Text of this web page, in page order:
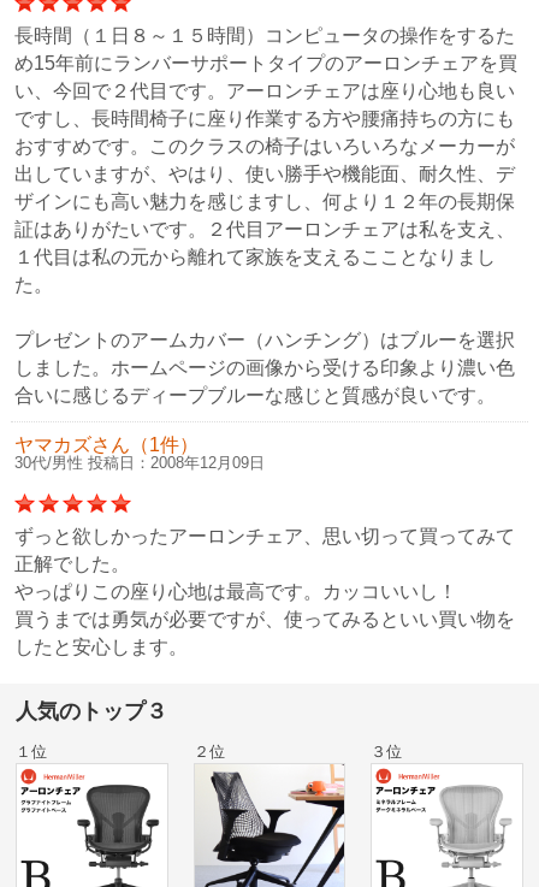
長時間（１日８～１５時間）コンピュータの操作をするた
め15年前にランバーサポートタイプのアーロンチェアを買
い、今回で２代目です。アーロンチェアは座り心地も良い
ですし、長時間椅子に座り作業する方や腰痛持ちの方にも
おすすめです。このクラスの椅子はいろいろなメーカーが
出していますが、やはり、使い勝手や機能面、耐久性、デ
ザインにも高い魅力を感じますし、何より１２年の長期保
証はありがたいです。２代目アーロンチェアは私を支え、
１代目は私の元から離れて家族を支えるこことなりまし
た。
プレゼントのアームカバー（ハンチング）はブルーを選択
しました。ホームページの画像から受ける印象より濃い色
合いに感じるディープブルーな感じと質感が良いです。
ヤマカズさん（1件）
30代/男性 投稿日：2008年12月09日
ずっと欲しかったアーロンチェア、思い切って買ってみて
正解でした。
やっぱりこの座り心地は最高です。カッコいいし！
買うまでは勇気が必要ですが、使ってみるといい買い物を
したと安心します。
人気のトップ３
１位 ２位 ３位